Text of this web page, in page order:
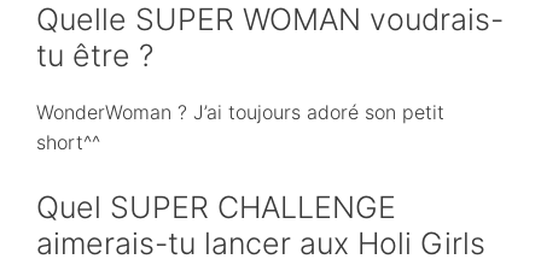
Quelle SUPER WOMAN voudrais-
tu être ?
WonderWoman ? J’ai toujours adoré son petit
short^^
Quel SUPER CHALLENGE
aimerais-tu lancer aux Holi Girls